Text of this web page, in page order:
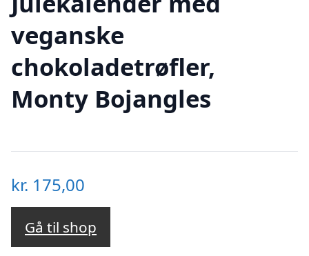
veganske
chokoladetrøfler,
Monty Bojangles
kr. 175,00
Gå til shop